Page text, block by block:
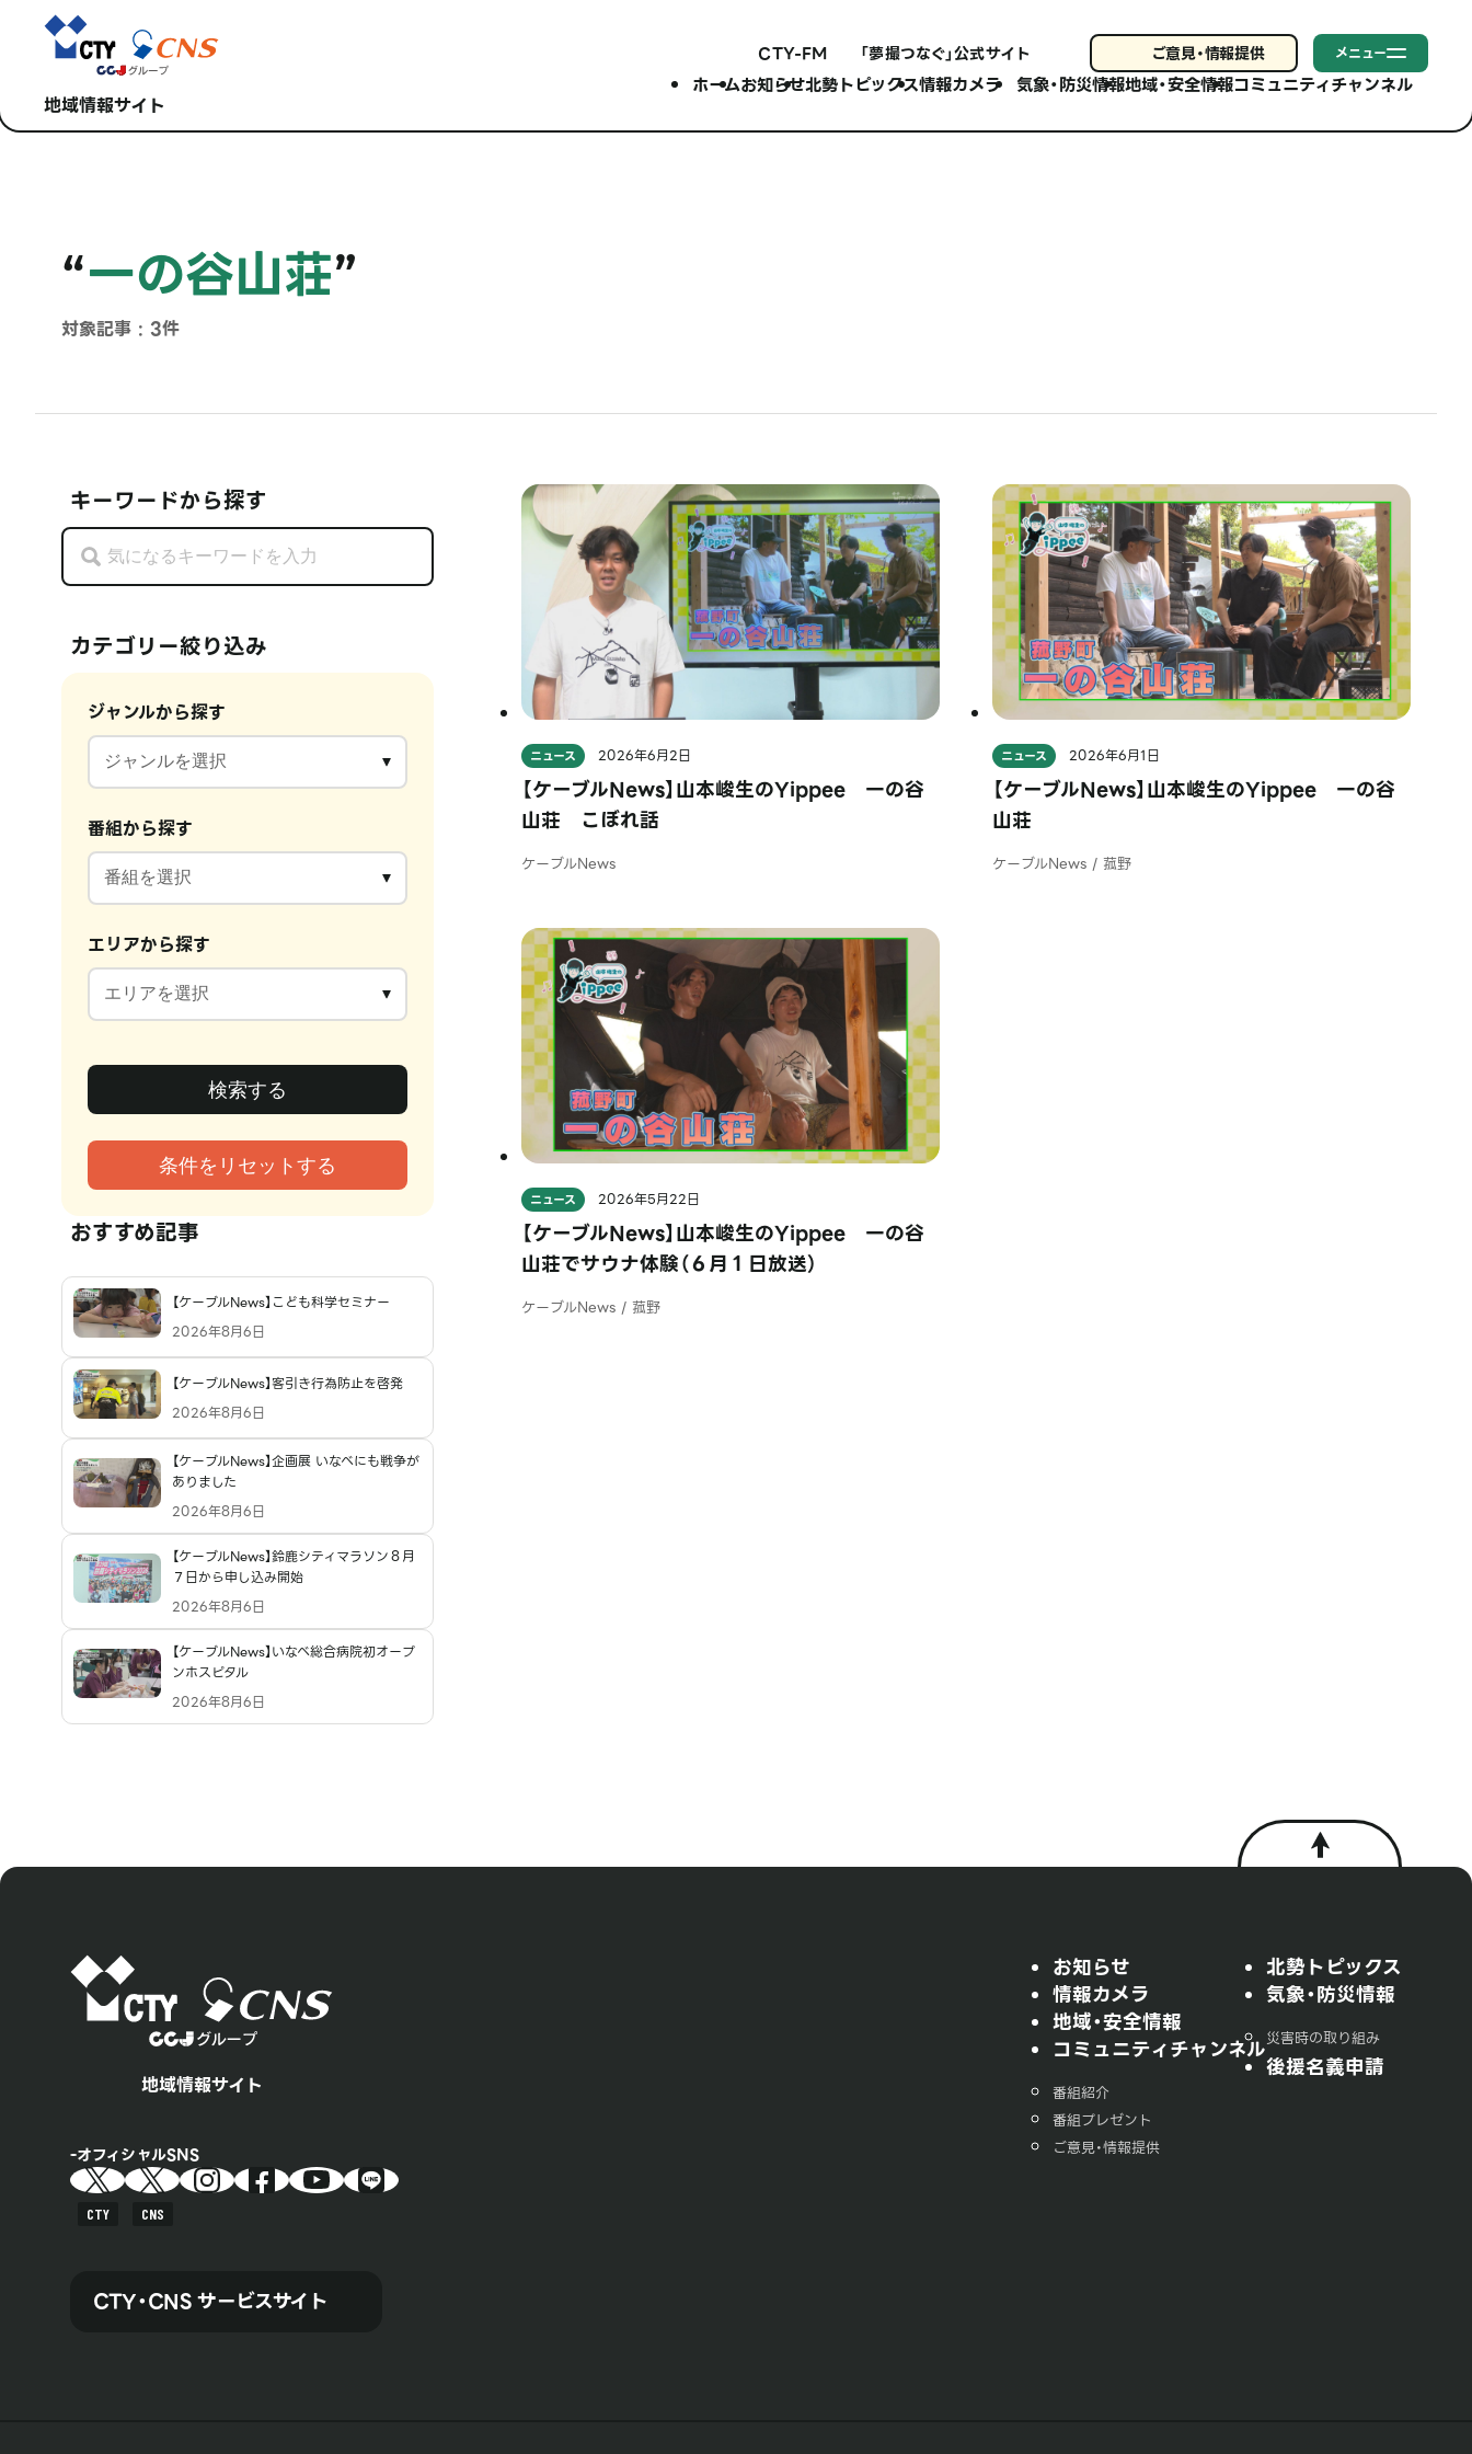
地域情報サイト
CTY-FM 「夢撮つなぐ」公式サイト ご意見・情報提供 メニュー
ホームお知らせ北勢トピックス情報カメラ 気象・防災情報地域・安全情報コミュニティチャンネル
“一の谷山荘”
対象記事 : 3件
キーワードから探す
カテゴリー絞り込み
ジャンルから探す
番組から探す
エリアから探す
おすすめ記事
【ケーブルNews】こども科学セミナー
2026年8月6日
【ケーブルNews】客引き行為防止を啓発
2026年8月6日
【ケーブルNews】企画展 いなべにも戦争が
ありました
2026年8月6日
【ケーブルNews】鈴鹿シティマラソン８月
７日から申し込み開始
2026年8月6日
【ケーブルNews】いなべ総合病院初オープ
ンホスピタル
2026年8月6日
ニュース 2026年6月2日
【ケーブルNews】山本峻生のYippee 一の谷
山荘 こぼれ話
ケーブルNews
ニュース 2026年6月1日
【ケーブルNews】山本峻生のYippee 一の谷
山荘
ケーブルNews / 菰野
ニュース 2026年5月22日
【ケーブルNews】山本峻生のYippee 一の谷
山荘でサウナ体験（６月１日放送）
ケーブルNews / 菰野
地域情報サイト
オフィシャルSNS
CTY CNS
CTY・CNS サービスサイト
お知らせ
情報カメラ
地域・安全情報
コミュニティチャンネル
番組紹介
番組プレゼント
ご意見・情報提供
北勢トピックス
気象・防災情報
災害時の取り組み
後援名義申請